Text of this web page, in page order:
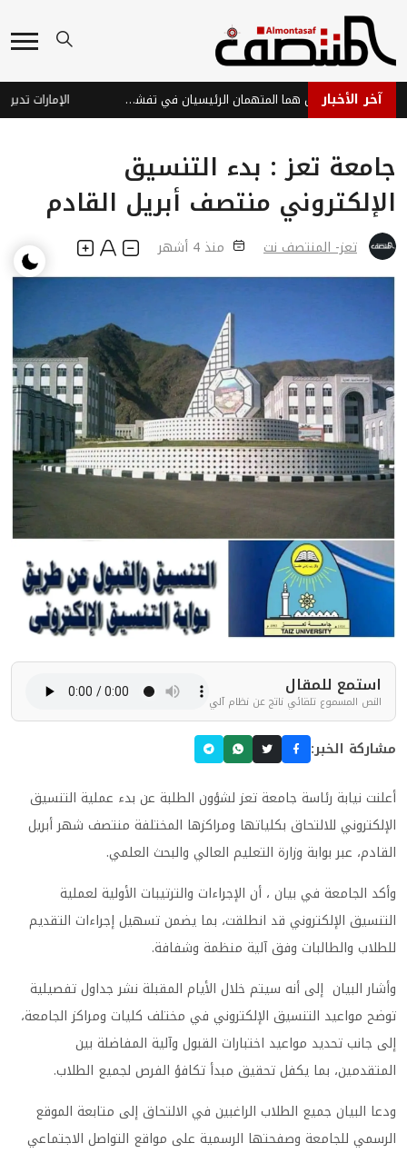
آخر الأخبار الفراولة والتوت.. هل هما المتهمان الرئيسيان في تفشي عدوى "السيكلوسبورا"؟
جامعة تعز : بدء التنسيق
الإلكتروني منتصف أبريل القادم
تعز- المنتصف نت منذ 4 أشهر
استمع للمقال
النص المسموع تلقائي ناتج عن نظام آلي
مشاركة الخبر:
أعلنت نيابة رئاسة جامعة تعز لشؤون الطلبة عن بدء عملية التنسيق
الإلكتروني للالتحاق بكلياتها ومراكزها المختلفة منتصف شهر أبريل
القادم، عبر بوابة وزارة التعليم العالي والبحث العلمي.
وأكد الجامعة في بيان ، أن الإجراءات والترتيبات الأولية لعملية
التنسيق الإلكتروني قد انطلقت، بما يضمن تسهيل إجراءات التقديم
للطلاب والطالبات وفق آلية منظمة وشفافة.
وأشار البيان إلى أنه سيتم خلال الأيام المقبلة نشر جداول تفصيلية
توضح مواعيد التنسيق الإلكتروني في مختلف كليات ومراكز الجامعة،
إلى جانب تحديد مواعيد اختبارات القبول وآلية المفاضلة بين
المتقدمين، بما يكفل تحقيق مبدأ تكافؤ الفرص لجميع الطلاب.
ودعا البيان جميع الطلاب الراغبين في الالتحاق إلى متابعة الموقع
الرسمي للجامعة وصفحتها الرسمية على مواقع التواصل الاجتماعي